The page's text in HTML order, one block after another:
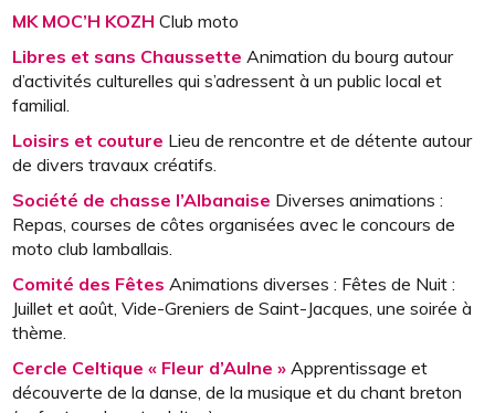
MK MOC’H KOZH Club moto
Libres et sans Chaussette Animation du bourg autour
d’activités culturelles qui s’adressent à un public local et
familial.
Loisirs et couture Lieu de rencontre et de détente autour
de divers travaux créatifs.
Société de chasse l’Albanaise Diverses animations :
Repas, courses de côtes organisées avec le concours de
moto club lamballais.
Comité des Fêtes Animations diverses : Fêtes de Nuit :
Juillet et août, Vide-Greniers de Saint-Jacques, une soirée à
thème.
Cercle Celtique « Fleur d’Aulne » Apprentissage et
découverte de la danse, de la musique et du chant breton